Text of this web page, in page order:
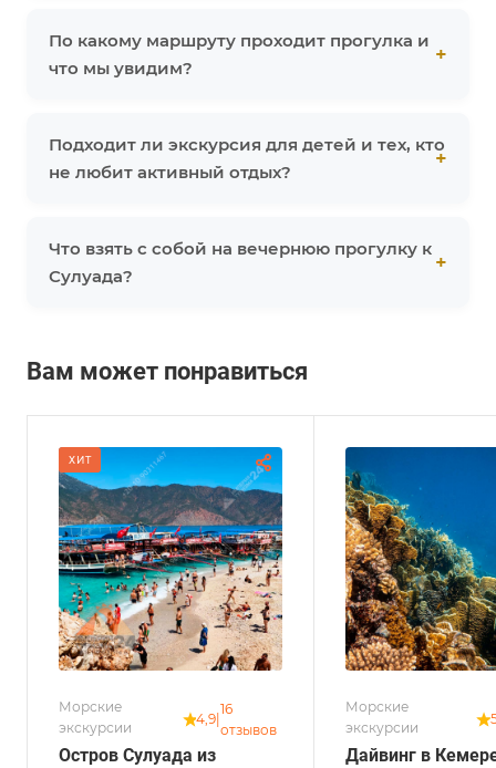
По какому маршруту проходит прогулка и
что мы увидим?
Подходит ли экскурсия для детей и тех, кто
не любит активный отдых?
Что взять с собой на вечернюю прогулку к
Сулуада?
Вам может понравиться
ХИТ
Морские
экскурсии
4,9
16
отзывов
Остров Сулуада из
Морские
экскурсии
Дайвинг в